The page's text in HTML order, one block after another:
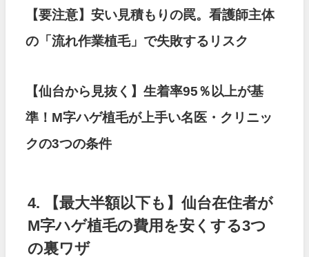
【要注意】安い見積もりの罠。看護師主体
の「流れ作業植毛」で失敗するリスク
【仙台から見抜く】生着率95％以上が基
準！M字ハゲ植毛が上手い名医・クリニッ
クの3つの条件
4. 【最大半額以下も】仙台在住者が
M字ハゲ植毛の費用を安くする3つ
の裏ワザ